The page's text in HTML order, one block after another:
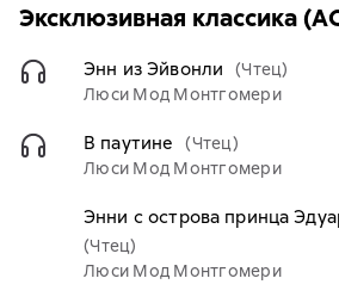
Эксклюзивная классика
Энн из Эйвонли
(Чтец)
Люси Мод Монтгомери
В паутине
(Чтец)
Люси Мод Монтгомери
Энни с острова принца
(Чтец)
Люси Мод Монтгомери